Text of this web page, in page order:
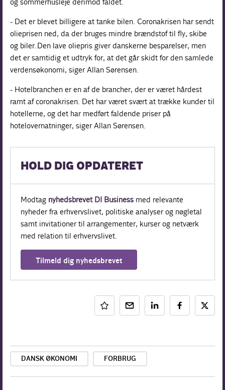
- Det er blevet billigere at tanke bilen. Coronakrisen har sendt
olieprisen ned, da der bruges mindre brændstof til fly, skibe
og biler. Den lave oliepris giver danskerne besparelser, men
det er samtidig et udtryk for, at det går skidt for den samlede
verdensøkonomi, siger Allan Sørensen.
- Hotelbranchen er en af de brancher, der er været hårdest
ramt af coronakrisen. Det har været svært at trække kunder til
hotellerne, og det har medført faldende priser på
hotelovernatninger, siger Allan Sørensen.
HOLD DIG OPDATERET
Modtag nyhedsbrevet DI Business med relevante
nyheder fra erhvervslivet, politiske analyser og nøgletal
samt invitationer til arrangementer, kurser og netværk
med relation til erhvervslivet.
Tilmeld dig nyhedsbrevet
DANSK ØKONOMI FORBRUG